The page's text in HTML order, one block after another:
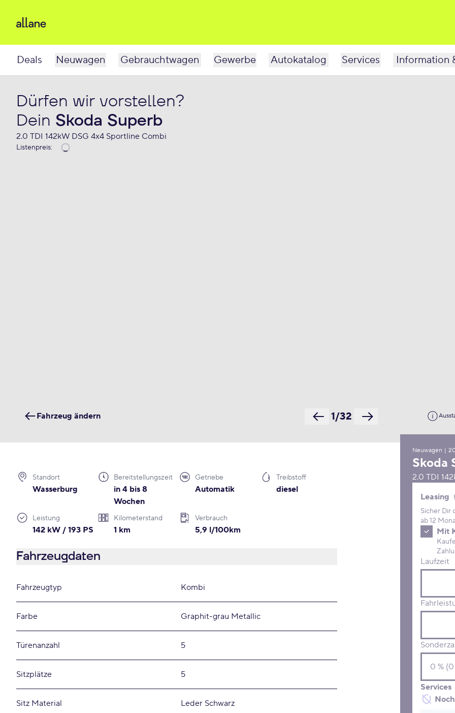
Deals Neuwagen Gebrauchtwagen Gewerbe Autokatalog Services Information
Dürfen wir vorstellen?
Dein Skoda Superb
2.0 TDI 142kW DSG 4x4 Sportline Combi
Listenpreis:
1/32
Fahrzeug ändern
Neuwagen |
Skoda
2.0 TDI
Leasing
Leasing
Sicher Dir
ab 12
Mit
Kaufe
Laufzeit
Services
Standort
Wasserburg
Bereitstellungszeit
in 4 bis 8
Wochen
Getriebe
Automatik
Treibstoff
diesel
Leistung
142 kW / 193 PS
Kilometerstand
1 km
Verbrauch
5,9 l/100km
Fahrzeugdaten
Fahrzeugtyp Kombi
Farbe Graphit-grau Metallic
Türenanzahl 5
Sitzplätze 5
Sitz Material Leder Schwarz